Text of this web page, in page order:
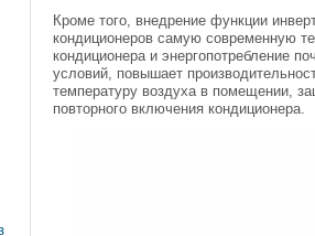
Кроме того, внедрение функции
кондиционеров самую современную
кондиционера и энергопотребление
условий, повышает
температуру воздуха в помещении,
повторного включения кондиционера.